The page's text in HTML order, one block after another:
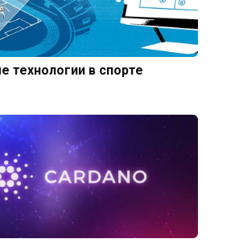
технологии в спорте